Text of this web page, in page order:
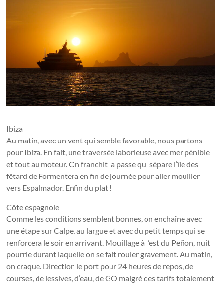
Ibiza
Au matin, avec un vent qui semble favorable, nous partons
pour Ibiza. En fait, une traversée laborieuse avec mer pénible
et tout au moteur. On franchit la passe qui sépare l’île des
fêtard de Formentera en fin de journée pour aller mouiller
vers Espalmador. Enfin du plat !
Côte espagnole
Comme les conditions semblent bonnes, on enchaîne avec
une étape sur Calpe, au largue et avec du petit temps qui se
renforcera le soir en arrivant. Mouillage à l’est du Peñon, nuit
pourrie durant laquelle on se fait rouler gravement. Au matin,
on craque. Direction le port pour 24 heures de repos, de
courses, de lessives, d’eau, de GO malgré des tarifs totalement